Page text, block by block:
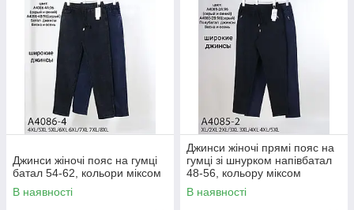
Джинси жіночі пояс на гумці
батал 54-62, кольори міксом
В наявності
Джинси жіночі прямі пояс на
гумці зі шнурком напівбатал
48-56, кольору міксом
В наявності